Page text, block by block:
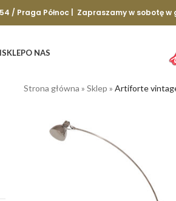
/ Praga Północ | Zapraszamy w sobotę w
SKLEPO NAS
Strona główna » Sklep » Artiforte